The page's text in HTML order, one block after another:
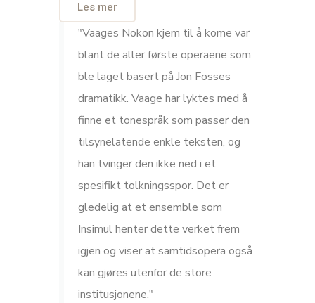
Les mer
"Vaages Nokon kjem til å kome var
blant de aller første operaene som
ble laget basert på Jon Fosses
dramatikk. Vaage har lyktes med å
finne et tonespråk som passer den
tilsynelatende enkle teksten, og
han tvinger den ikke ned i et
spesifikt tolkningsspor. Det er
gledelig at et ensemble som
Insimul henter dette verket frem
igjen og viser at samtidsopera også
kan gjøres utenfor de store
institusjonene."